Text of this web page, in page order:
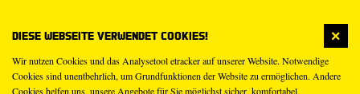
Diese Webseite verwendet Cookies!
Wir nutzen Cookies und das Analysetool etracker auf unserer Website. Notwendige
Cookies sind unentbehrlich, um Grundfunktionen der Website zu ermöglichen. Andere
Cookies helfen uns, unsere Angebote für Sie möglichst sicher, komfortabel,